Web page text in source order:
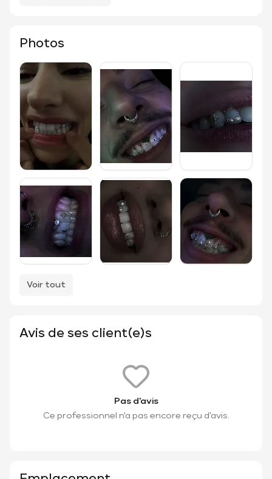
Photos
Voir tout
Avis de ses client(e)s
Pas d'avis
Ce professionnel n'a pas encore reçu d'avis.